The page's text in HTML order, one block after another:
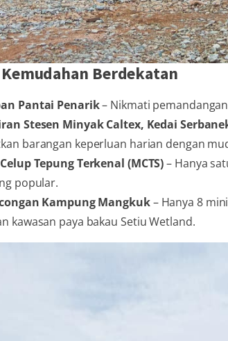
Berdekatan
Pantai Penarik– Nikmati
Stesen Minyak Caltex, Kedai
barangan keperluan harian dengan
Tepung Terkenal (MCTS)– Hanya
popular.
Kampung Mangkuk– Hanya 8
kawasan paya bakau Setiu Wetland.